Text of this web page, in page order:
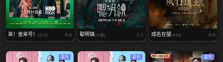
来！金来号！ (2/12) 6.6 聪明镇(10全) 5.1 成名在望(4/14) 6.0
蓝光 蓝光 蓝光